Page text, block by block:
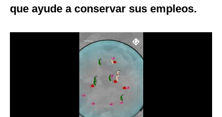
Club del Suscriptor
Mix
que ayude a conservar sus empleos.